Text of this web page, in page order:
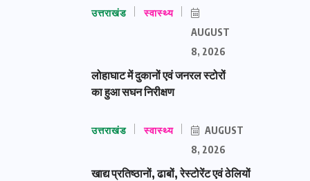
उत्तराखंड स्वास्थ्य
AUGUST
8, 2026
लोहाघाट में दुकानों एवं जनरल स्टोरों
का हुआ सघन निरीक्षण
उत्तराखंड स्वास्थ्य
AUGUST
8, 2026
खाद्य प्रतिष्ठानों, ढाबों, रेस्टोरेंट एवं ठेलियों